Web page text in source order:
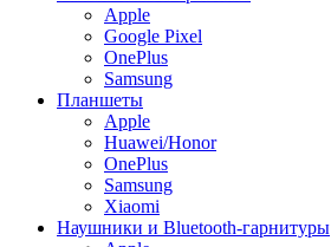
Apple
Google Pixel
OnePlus
Samsung
Планшеты
Apple
Huawei/Honor
OnePlus
Samsung
Xiaomi
Наушники и Bluetooth-гарнитуры